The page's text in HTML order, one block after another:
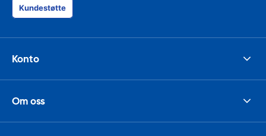
Kundestøtte
Konto
Om oss